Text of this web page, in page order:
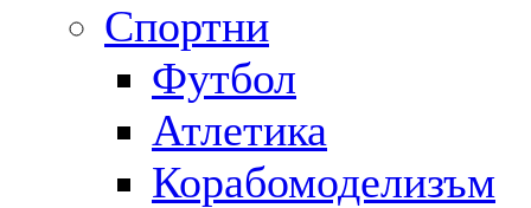
Спортни
Футбол
Атлетика
Корабомоделизъм